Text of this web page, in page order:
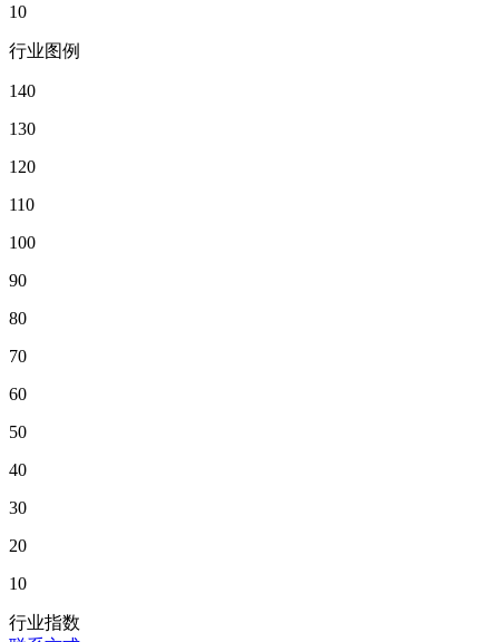
10
行业图例
140
130
120
110
100
90
80
70
60
50
40
30
20
10
行业指数